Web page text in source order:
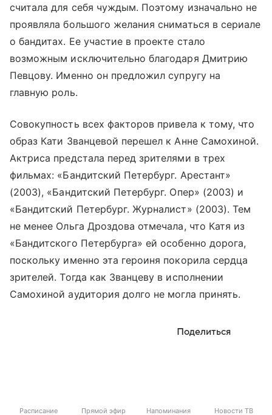
считала для себя чуждым. Поэтому изначально не
проявляла большого желания сниматься в сериале
о бандитах. Ее участие в проекте стало
возможным исключительно благодаря Дмитрию
Певцову. Именно он предложил супругу на
главную роль.
Совокупность всех факторов привела к тому, что
образ Кати Званцевой перешел к Анне Самохиной.
Актриса предстала перед зрителями в трех
фильмах: «Бандитский Петербург. Арестант»
(2003), «Бандитский Петербург. Опер» (2003) и
«Бандитский Петербург. Журналист» (2003). Тем
не менее Ольга Дроздова отмечала, что Катя из
«Бандитского Петербурга» ей особенно дорога,
поскольку именно эта героиня покорила сердца
зрителей. Тогда как Званцеву в исполнении
Самохиной аудитория долго не могла принять.
Поделиться
Расписание Прямой эфир Напоминания Новости ТВ